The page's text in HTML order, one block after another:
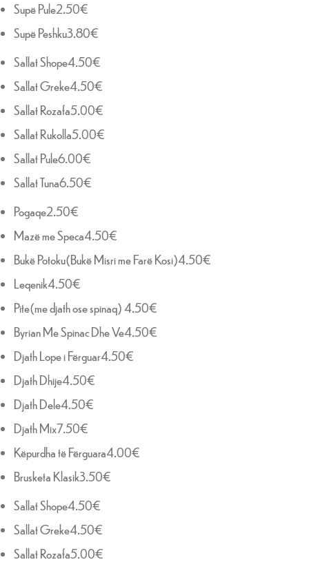
Supë Pule2.50€
Supë Peshku3.80€
Sallat Shope4.50€
Sallat Greke4.50€
Sallat Rozafa5.00€
Sallat Rukolla5.00€
Sallat Pule6.00€
Sallat Tuna6.50€
Pogaqe2.50€
Mazë me Speca4.50€
Bukë Potoku(Bukë Misri me Farë Kosi)4.50€
Leqenik4.50€
Pite(me djath ose spinaq) 4.50€
Byrian Me Spinac Dhe Ve4.50€
Djath Lope i Fërguar4.50€
Djath Dhije4.50€
Djath Dele4.50€
Djath Mix7.50€
Këpurdha të Fërguara4.00€
Brusketa Klasik3.50€
Sallat Shope4.50€
Sallat Greke4.50€
Sallat Rozafa5.00€